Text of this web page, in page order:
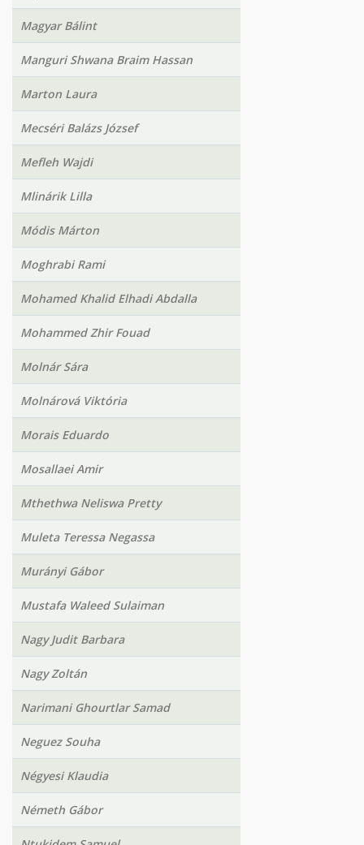
Magyar Bálint
Manguri Shwana Braim Hassan
Marton Laura
Mecséri Balázs József
Mefleh Wajdi
Mlinárik Lilla
Módis Márton
Moghrabi Rami
Mohamed Khalid Elhadi Abdalla
Mohammed Zhir Fouad
Molnár Sára
Molnárová Viktória
Morais Eduardo
Mosallaei Amir
Mthethwa Neliswa Pretty
Muleta Teressa Negassa
Murányi Gábor
Mustafa Waleed Sulaiman
Nagy Judit Barbara
Nagy Zoltán
Narimani Ghourtlar Samad
Neguez Souha
Négyesi Klaudia
Németh Gábor